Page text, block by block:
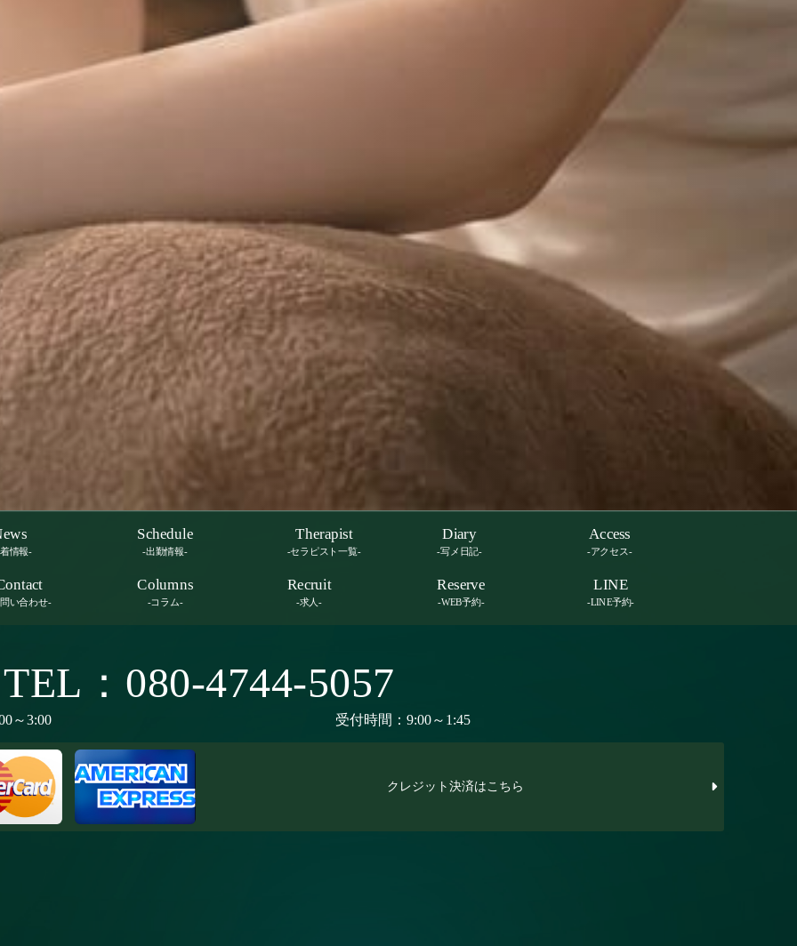
情報-
Schedule
-出勤情報-
Therapist
-セラピスト一覧-
Diary
-写メ日記-
Access
-アクセス-
い合わせ-
Columns
-コラム-
Recruit
-求人-
Reserve
-WEB予約-
LINE
-LINE予約-
TEL：080-4744-5057
～3:00 受付時間：9:00～1:45
クレジット決済はこちら